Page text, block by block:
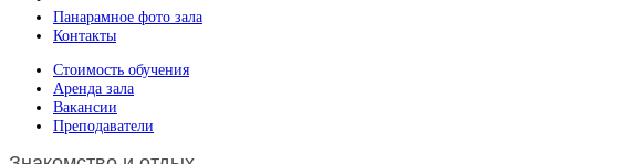
Панарамное фото зала
Контакты
Стоимость обучения
Аренда зала
Вакансии
Преподаватели